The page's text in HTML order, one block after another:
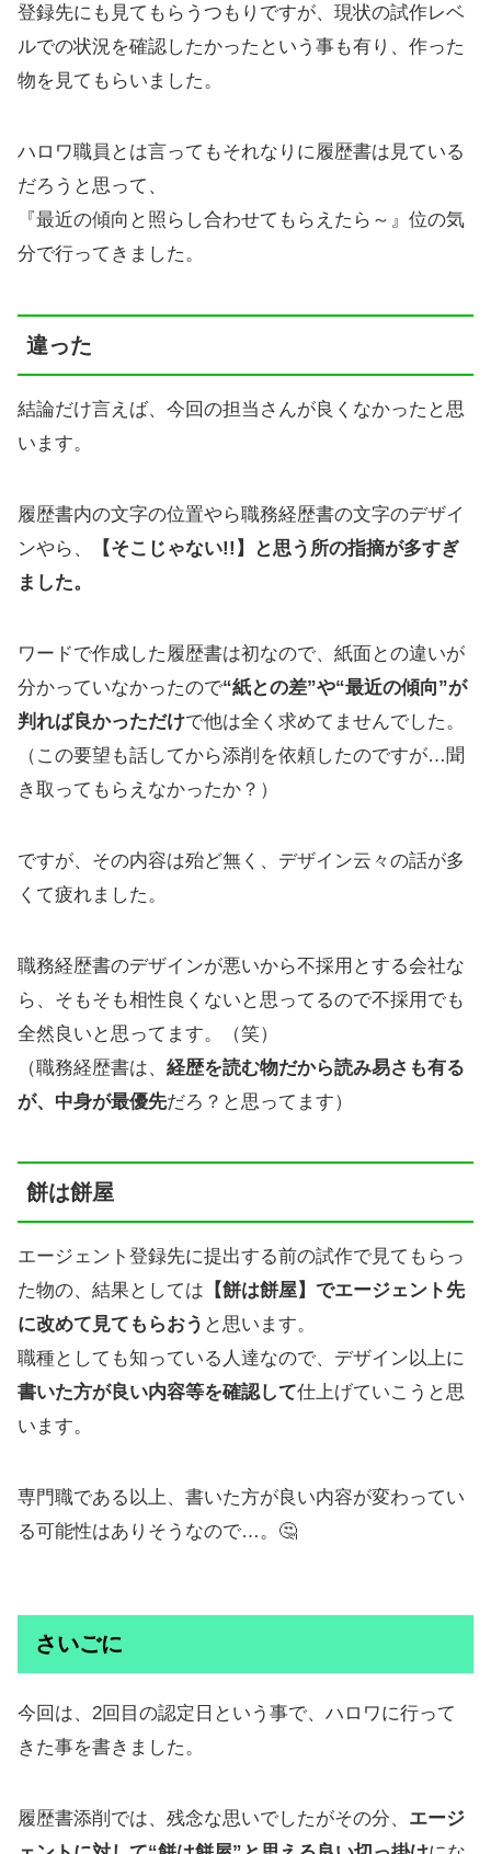
登録先にも見てもらうつもりですが、現状の試作レベ
ルでの状況を確認したかったという事も有り、作った
物を見てもらいました。
ハロワ職員とは言ってもそれなりに履歴書は見ている
だろうと思って、
『最近の傾向と照らし合わせてもらえたら～』位の気
分で行ってきました。
違った
結論だけ言えば、今回の担当さんが良くなかったと思
います。
履歴書内の文字の位置やら職務経歴書の文字のデザイ
ンやら、
【そこじゃない!!】と思う所の指摘が多すぎ
ました。
ワードで作成した履歴書は初なので、紙面との違いが
分かっていなかったので“紙との差”や“最近の傾向”が
判れば良かっただけで他は全く求めてませんでした。
（この要望も話してから添削を依頼したのですが…聞
き取ってもらえなかったか？）
ですが、その内容は殆ど無く、デザイン云々の話が多
くて疲れました。
職務経歴書のデザインが悪いから不採用とする会社な
ら、そもそも相性良くないと思ってるので不採用でも
全然良いと思ってます。（笑）
（職務経歴書は、 経歴を読む物だから読み易さも有る
が、中身が最優先だろ？と思ってます）
餅は餅屋
エージェント登録先に提出する前の試作で見てもらっ
た物の、結果としては 【餅は餅屋】でエージェント先
に改めて見てもらおう と思います。
職種としても知っている人達なので、デザイン以上に
書いた方が良い内容等を確認して仕上げていこうと思
います。
専門職である以上、書いた方が良い内容が変わってい
る可能性はありそうなので…。🤔
さいごに
今回は、2回目の認定日という事で、ハロワに行って
きた事を書きました。
履歴書添削では、残念な思いでしたがその分、 エージ